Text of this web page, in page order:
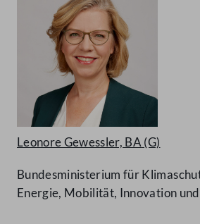
Leonore Gewessler, BA (G)
Bundesministerium für
Energie, Mobilität, Innovation